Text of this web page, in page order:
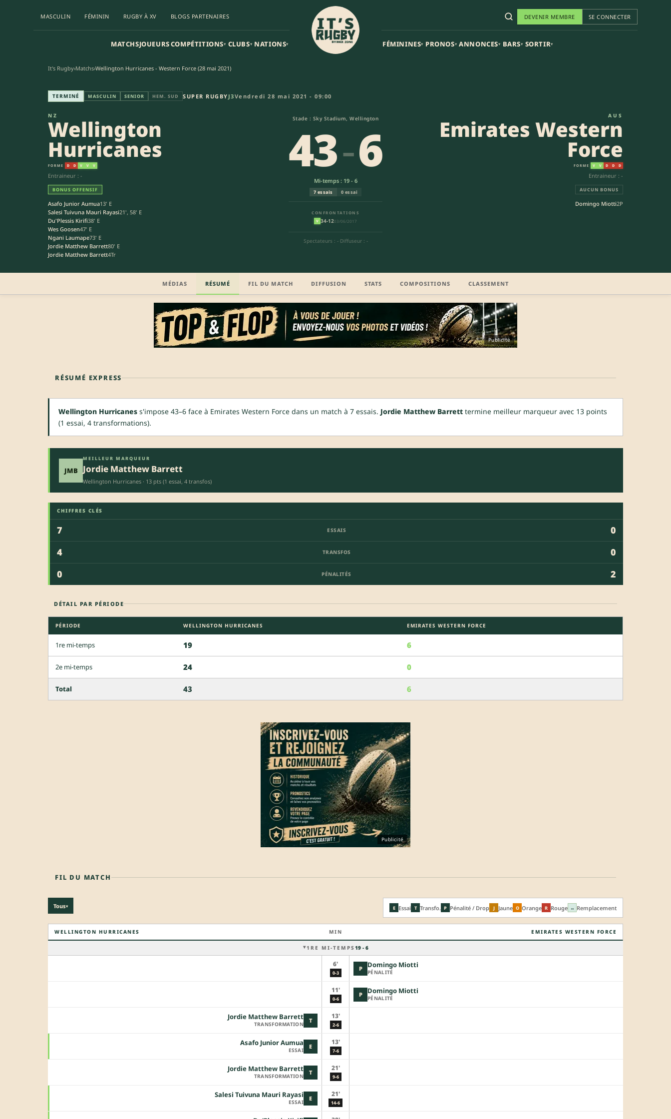
MASCULIN FÉMININ RUGBY À XV BLOGS PARTENAIRES
MATCHSJOUEURSCOMPÉTITIONS▾ CLUBS▾ NATIONS▾
DEVENIR MEMBRE SE CONNECTER
FÉMININES▾ PRONOS▾ ANNONCES▾ BARS▾ SORTIR▾
It's Rugby›Matchs›Wellington Hurricanes - Western Force (28 mai 2021)
Wellington Hurricanes - Emirates Western Force (43-6) | Super Rugby
TERMINÉ MASCULIN SENIOR HEM. SUD SUPER RUGBY J3Vendredi 28 mai 2021 - 09:00
NZ
Wellington
Hurricanes
FORME D D V V V
Entraineur : -
BONUS OFFENSIF
Asafo Junior Aumua13' E
Salesi Tuivuna Mauri Rayasi21', 58' E
Du'Plessis Kirifi38' E
Wes Goosen47' E
Ngani Laumape73' E
Jordie Matthew Barrett80' E
Jordie Matthew Barrett4Tr
Stade : Sky Stadium, Wellington
43-6
Mi-temps : 19 - 6
7 essais 0 essai
CONFRONTATIONS
V 34-1203/06/2017
Spectateurs : -·Diffuseur : -
AUS
Emirates Western
Force
FORME V V D D D
Entraineur : -
AUCUN BONUS
Domingo Miotti2P
MÉDIAS RÉSUMÉ FIL DU MATCH DIFFUSION STATS COMPOSITIONS CLASSEMENT
Publicité
RÉSUMÉ EXPRESS
Wellington Hurricanes s'impose 43–6 face à Emirates Western Force dans un match à 7 essais. Jordie Matthew Barrett termine meilleur marqueur avec 13 points
(1 essai, 4 transformations).
JMB
MEILLEUR MARQUEUR
Jordie Matthew Barrett
Wellington Hurricanes · 13 pts (1 essai, 4 transfos)
CHIFFRES CLÉS
7 ESSAIS
0
4
TRANSFOS
0
0
PÉNALITÉS 2
DÉTAIL PAR PÉRIODE
PÉRIODE WELLINGTON HURRICANES EMIRATES WESTERN FORCE
1re mi-temps 19 6
2e mi-temps 24 0
Total 43 6
Publicité
FIL DU MATCH
Tous▾ E Essai T Transfo. P Pénalité / Drop J Jaune O Orange R Rouge ↔ Remplacement
WELLINGTON HURRICANES MIN EMIRATES WESTERN FORCE
1RE MI-TEMPS 19 - 6
6'
0-3
P Domingo Miotti
PÉNALITÉ
11'
0-6
P Domingo Miotti
PÉNALITÉ
T
Jordie Matthew Barrett
TRANSFORMATION
13'
2-6
E
Asafo Junior Aumua
ESSAI
13'
7-6
T
Jordie Matthew Barrett
TRANSFORMATION
21'
9-6
E
Salesi Tuivuna Mauri Rayasi
ESSAI
21'
14-6